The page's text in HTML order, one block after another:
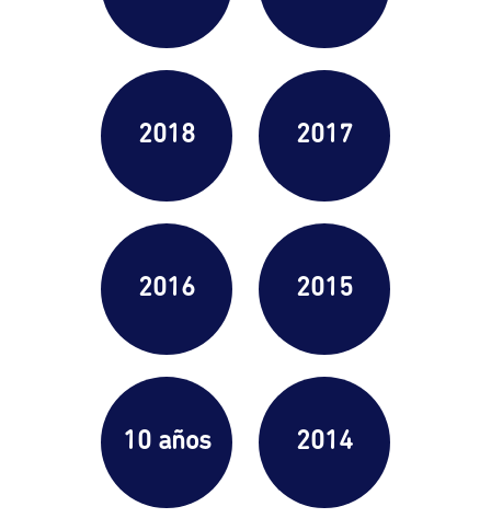
2018 2017
2016 2015
10 años 2014